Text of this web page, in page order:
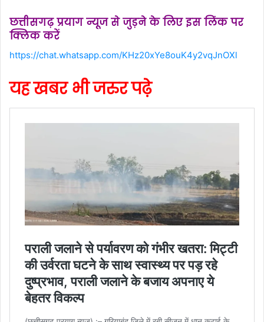
छत्तीसगढ़ प्रयाग न्यूज से जुड़ने के लिए इस लिंक पर
क्लिक करें
https://chat.whatsapp.com/KHz20xYe8ouK4y2vqJnOXl
यह खबर भी जरुर पढ़े